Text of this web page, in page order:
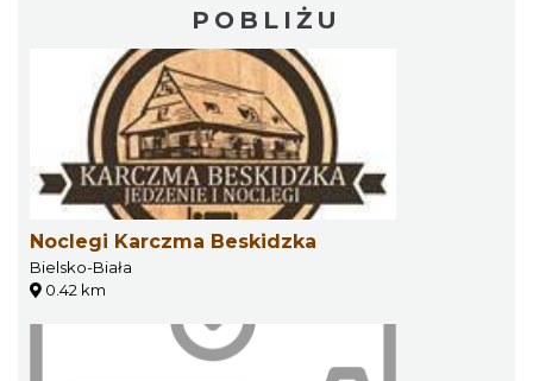
POBLIŻU
Noclegi Karczma Beskidzka
Bielsko-Biała
0.42 km